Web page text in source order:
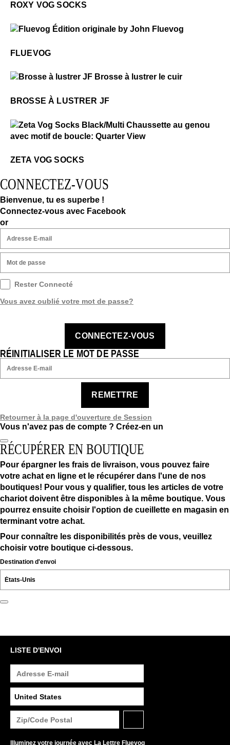
ROXY VOG SOCKS
FLUEVOG
BROSSE À LUSTRER JF
ZETA VOG SOCKS
CONNECTEZ-VOUS
Bienvenue, tu es superbe !
Connectez-vous avec Facebook
or
Rester Connecté
Vous avez oublié votre mot de passe?
CONNECTEZ-VOUS
RÉINITIALISER LE MOT DE PASSE
REMETTRE
Retourner à la page d'ouverture de Session
Vous n'avez pas de compte ? Créez-en un
RÉCUPÉRER EN BOUTIQUE
Pour épargner les frais de livraison, vous pouvez faire
votre achat en ligne et le récupérer dans l'une de nos
boutiques! Pour vous y qualifier, tous les articles de votre
chariot doivent être disponibles à la même boutique. Vous
pourrez ensuite choisir l'option de cueillette en magasin en
terminant votre achat.
Pour connaître les disponibilités près de vous, veuillez
choisir votre boutique ci-dessous.
Destination d'envoi
LISTE D'ENVOI
Illuminez votre journée avec La Lettre Fluevog